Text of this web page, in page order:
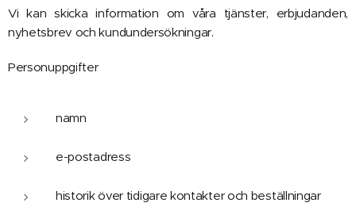
Vi kan skicka information om våra tjänster, erbjudanden,
nyhetsbrev och kundundersökningar.
Personuppgifter
namn
e-postadress
historik över tidigare kontakter och beställningar